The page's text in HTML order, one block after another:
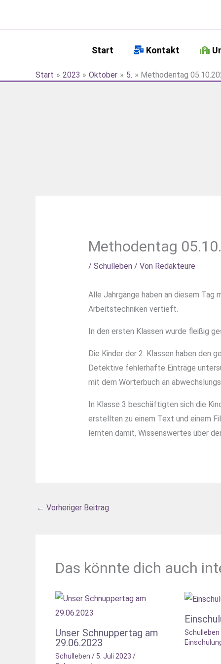
Start Kontakt
Start 2023 Oktober 5. Methodentag
Methodentag
/ Schulleben / Von Redakteure
Alle Jahrgänge haben an diesem
Arbeitstechniken vertieft.
In den ersten Klassen wurde fleißig
Die Kinder der 2. Klassen haben den
Detektive fehlerhafte Einträge
mit dem Wörterbuch an
In Klasse 3 beschäftigten sich die
erstellten zu einem Text und einem
lernten damit, Wissenswertes über
← Vorheriger Beitrag
Das könnte dich auch
Unser Schnuppertag am
29.06.2023
Schulleben / 5. Juli 2023 /
Schulleben